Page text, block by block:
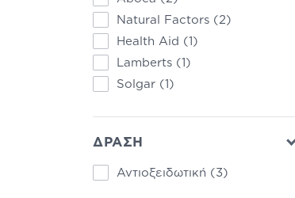
Natural Factors (2)
Health Aid (1)
Lamberts (1)
Solgar (1)
ΔΡΑΣΗ
Αντιοξειδωτική (3)